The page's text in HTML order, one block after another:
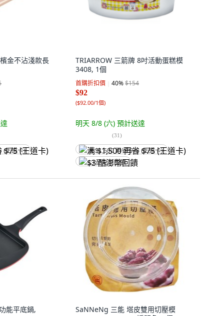
金不沾淺款長
(王道卡)
TRIARROW 三箭牌 8吋活動蛋糕模
3408, 1個
首購折扣價 40%$154
$92
($92.00/1個)
明天 8/8 (六) 預計送達
(31)
满 $1,500 再省 $75 (王道卡)
$3 酷澎幣回饋
能平底鍋,
SaNNeNg 三能 塔皮雙用切壓模